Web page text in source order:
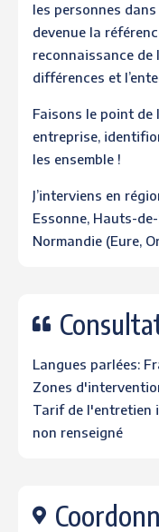
les personnes
devenue la
reconnaissance de
différences et
Faisons le point
entreprise,
les ensemble !
J’interviens en
Essonne, Hauts-
Normandie (Eure,
Langues parlées:
Zones
Tarif de l'entretien
non renseigné